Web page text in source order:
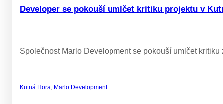
Developer se pokouší umlčet kritiku projektu v
Společnost Marlo Development se pokouší umlčet
Kutná Hora, Marlo Development